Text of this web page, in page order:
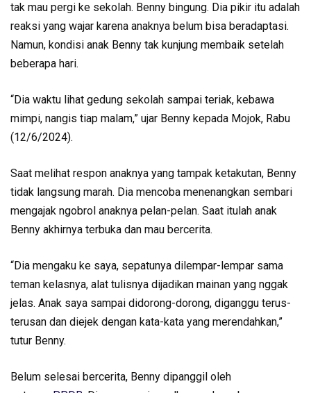
tak mau pergi ke sekolah. Benny bingung. Dia pikir itu adalah
reaksi yang wajar karena anaknya belum bisa beradaptasi.
Namun, kondisi anak Benny tak kunjung membaik setelah
beberapa hari.
“Dia waktu lihat gedung sekolah sampai teriak, kebawa
mimpi, nangis tiap malam,” ujar Benny kepada Mojok, Rabu
(12/6/2024).
Saat melihat respon anaknya yang tampak ketakutan, Benny
tidak langsung marah. Dia mencoba menenangkan sembari
mengajak ngobrol anaknya pelan-pelan. Saat itulah anak
Benny akhirnya terbuka dan mau bercerita.
“Dia mengaku ke saya, sepatunya dilempar-lempar sama
teman kelasnya, alat tulisnya dijadikan mainan yang nggak
jelas. Anak saya sampai didorong-dorong, diganggu terus-
terusan dan diejek dengan kata-kata yang merendahkan,”
tutur Benny.
Belum selesai bercerita, Benny dipanggil oleh